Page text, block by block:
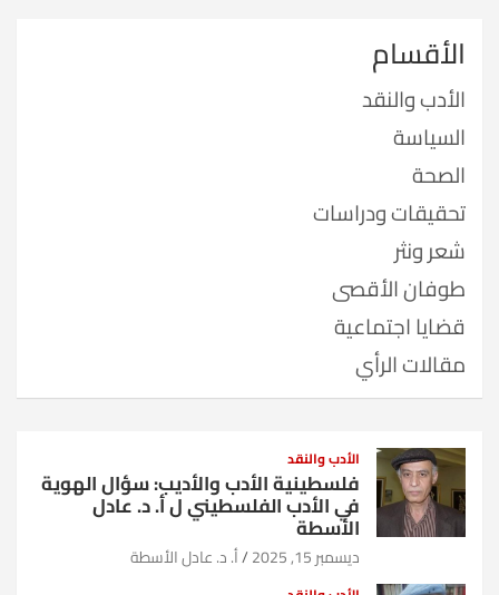
الأقسام
الأدب والنقد
السياسة
الصحة
تحقيقات ودراسات
شعر ونثر
طوفان الأقصى
قضايا اجتماعية
مقالات الرأي
الأدب والنقد
فلسطينية الأدب والأديب: سؤال الهوية
في الأدب الفلسطيني ل أ. د. عادل
الأسطة
ديسمبر 15, 2025 أ. د. عادل الأسطة